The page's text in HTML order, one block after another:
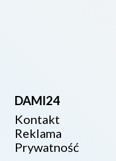
DAMI24
Kontakt
Reklama
Prywatność